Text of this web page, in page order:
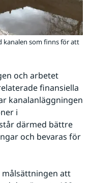
kanalen som finns för att
och arbetet
finansiella
kanalanläggningen
i
därmed bättre
och bevaras för
att